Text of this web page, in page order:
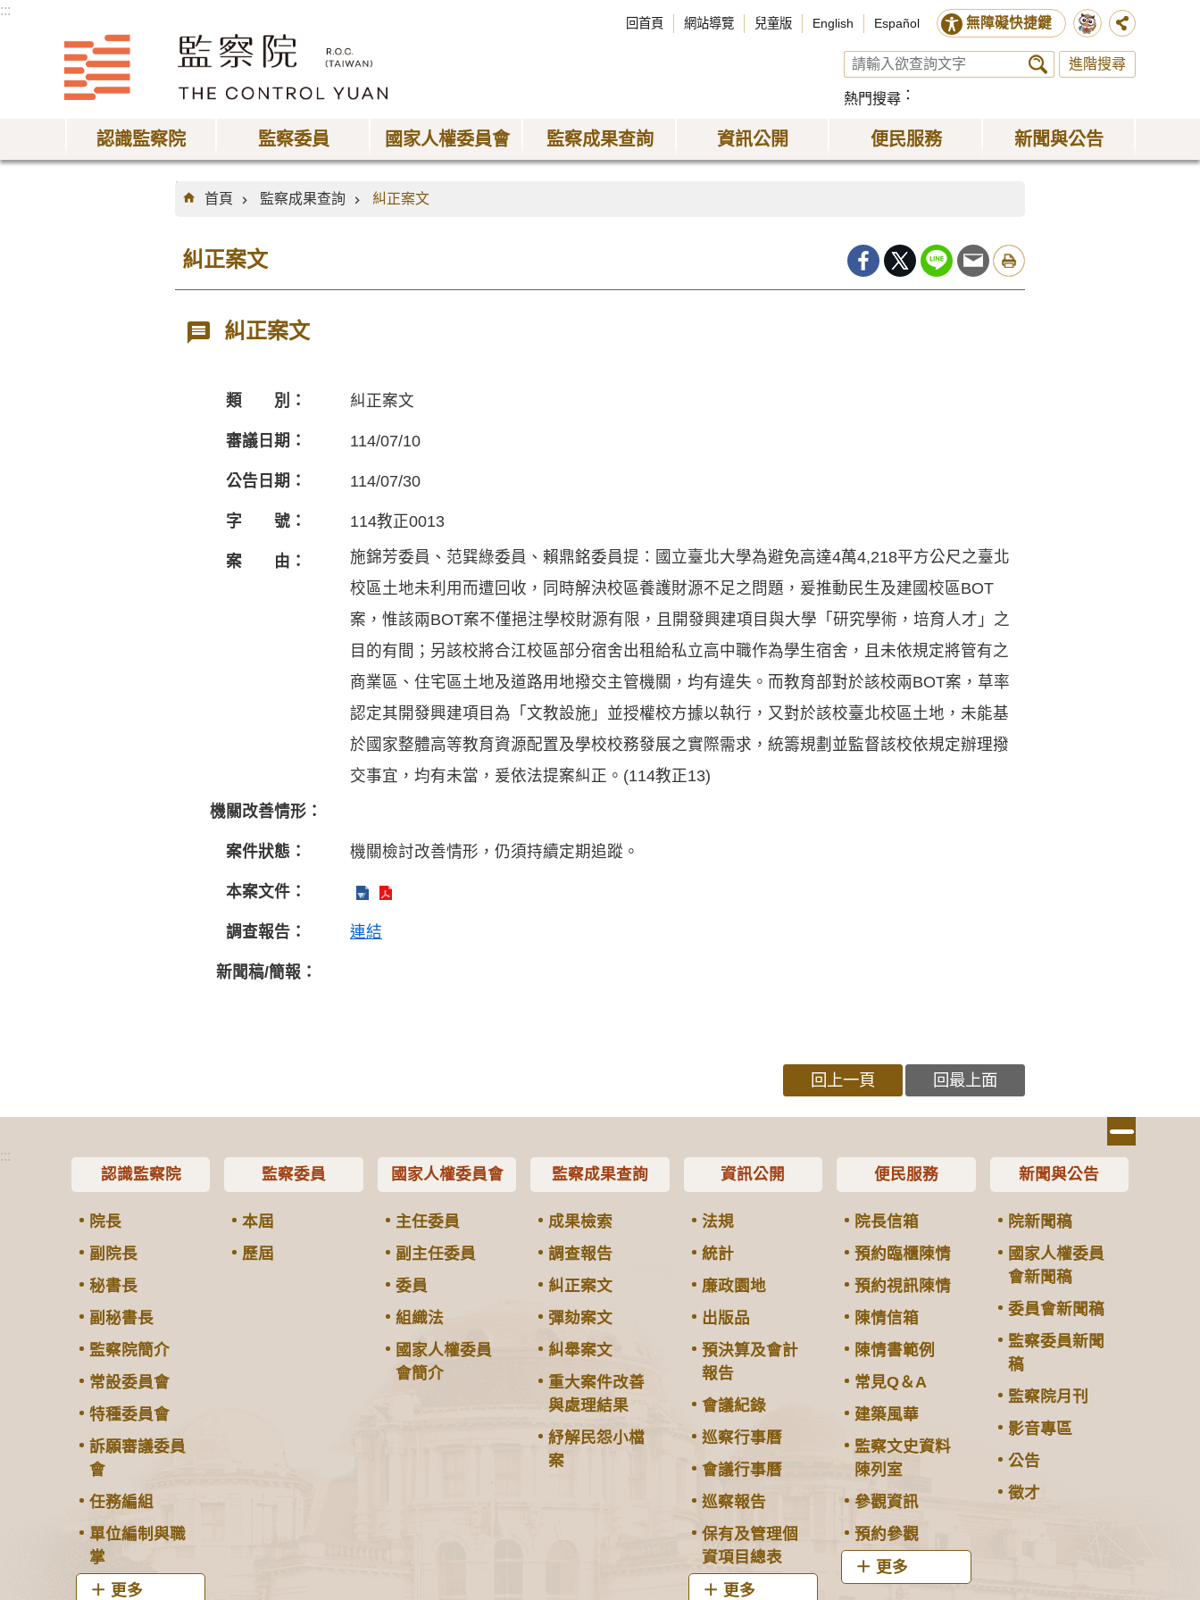
:::
回首頁 網站導覽 兒童版 English Español 無障礙快捷鍵
進階搜尋
熱門搜尋
認識監察院 監察委員 國家人權委員會 監察成果查詢 資訊公開 便民服務 新聞與公告
:::
首頁
監察成果查詢 糾正案文
糾正案文
糾正案文
類 別： 糾正案文
審議日期： 114/07/10
公告日期： 114/07/30
字 號： 114教正0013
案 由：
施錦芳委員、范巽綠委員、賴鼎銘委員提：國立臺北大學為避免高達4萬4,218平方公尺之臺北
校區土地未利用而遭回收，同時解決校區養護財源不足之問題，爰推動民生及建國校區BOT
案，惟該兩BOT案不僅挹注學校財源有限，且開發興建項目與大學「研究學術，培育人才」之
目的有間；另該校將合江校區部分宿舍出租給私立高中職作為學生宿舍，且未依規定將管有之
商業區、住宅區土地及道路用地撥交主管機關，均有違失。而教育部對於該校兩BOT案，草率
認定其開發興建項目為「文教設施」並授權校方據以執行，又對於該校臺北校區土地，未能基
於國家整體高等教育資源配置及學校校務發展之實際需求，統籌規劃並監督該校依規定辦理撥
交事宜，均有未當，爰依法提案糾正。(114教正13)
機關改善情形：
案件狀態： 機關檢討改善情形，仍須持續定期追蹤。
本案文件：
調查報告： 連結
新聞稿/簡報：
回上一頁 回最上面
:::
認識監察院
院長
副院長
秘書長
副秘書長
監察院簡介
常設委員會
特種委員會
訴願審議委員
會
任務編組
單位編制與職
掌
更多
監察委員
本屆
歷屆
國家人權委員會
主任委員
副主任委員
委員
組織法
國家人權委員
會簡介
監察成果查詢
成果檢索
調查報告
糾正案文
彈劾案文
糾舉案文
重大案件改善
與處理結果
紓解民怨小檔
案
資訊公開
法規
統計
廉政園地
出版品
預決算及會計
報告
會議紀錄
巡察行事曆
會議行事曆
巡察報告
保有及管理個
資項目總表
更多
便民服務
院長信箱
預約臨櫃陳情
預約視訊陳情
陳情信箱
陳情書範例
常見Q＆A
建築風華
監察文史資料
陳列室
參觀資訊
預約參觀
更多
新聞與公告
院新聞稿
國家人權委員
會新聞稿
委員會新聞稿
監察委員新聞
稿
監察院月刊
影音專區
公告
徵才